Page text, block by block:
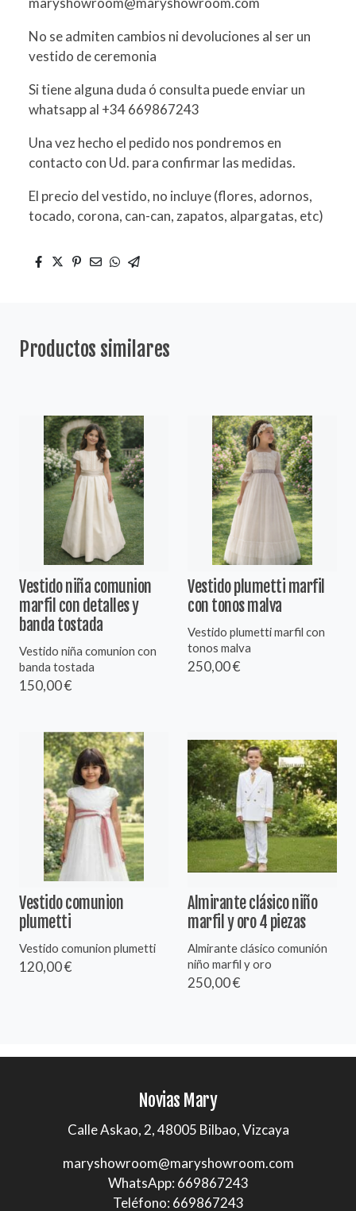
No se admiten cambios ni devoluciones al ser un
vestido de ceremonia
Si tiene alguna duda ó consulta puede enviar un
whatsapp al +34 669867243
Una vez hecho el pedido nos pondremos en
contacto con Ud. para confirmar las medidas.
El precio del vestido, no incluye (flores, adornos,
tocado, corona, can-can, zapatos, alpargatas, etc)
Productos similares
Vestido niña comunion
marfil con detalles y
banda tostada
Vestido niña comunion con
banda tostada
150,00 €
Vestido plumetti marfil
con tonos malva
Vestido plumetti marfil con
tonos malva
250,00 €
Vestido comunion
plumetti
Vestido comunion plumetti
120,00 €
Almirante clásico niño
marfil y oro 4 piezas
Almirante clásico comunión
niño marfil y oro
250,00 €
Novias Mary
Calle Askao, 2, 48005 Bilbao, Vizcaya
maryshowroom@maryshowroom.com
WhatsApp: 669867243
Teléfono: 669867243